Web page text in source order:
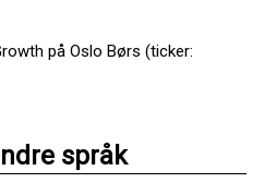
på Oslo Børs (ticker:
språk